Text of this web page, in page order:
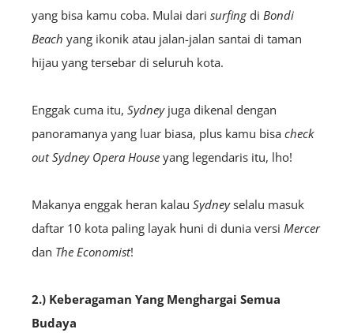
yang bisa kamu coba. Mulai dari surfingdi Bondi
Beach yang ikonik atau jalan-jalan santai di taman
hijau yang tersebar di seluruh kota.
Enggak cuma itu, Sydneyjuga dikenal dengan
panoramanya yang luar biasa, plus kamu bisa check
out Sydney Opera House yang legendaris itu, lho!
Makanya enggak heran kalau Sydneyselalu masuk
daftar 10 kota paling layak huni di dunia versi Mercer
dan The Economist!
2.) Keberagaman Yang Menghargai Semua
Budaya